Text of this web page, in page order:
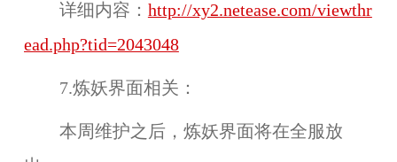
详细内容： http://xy2.netease.com/viewthr
ead.php?tid=2043048
7.炼妖界面相关：
本周维护之后， 炼妖界面将在全服放